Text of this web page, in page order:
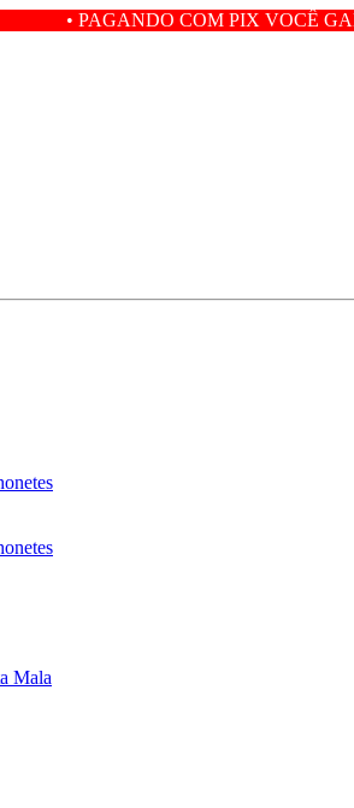
COM PIX VOCÊ GANHA 5% EM
Mala